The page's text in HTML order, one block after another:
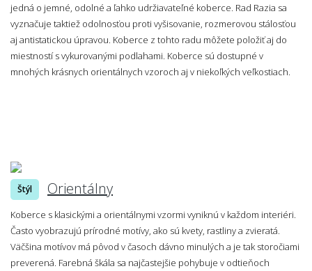
jedná o jemné, odolné a ľahko udržiavateľné koberce. Rad Razia sa
vyznačuje taktiež odolnosťou proti vyšisovanie, rozmerovou stálosťou
aj antistatickou úpravou. Koberce z tohto radu môžete položiť aj do
miestností s vykurovanými podlahami. Koberce sú dostupné v
mnohých krásnych orientálnych vzoroch aj v niekoľkých veľkostiach.
Štýl Orientálny
Koberce s klasickými a orientálnymi vzormi vyniknú v každom interiéri.
Často vyobrazujú prírodné motívy, ako sú kvety, rastliny a zvieratá.
Väčšina motívov má pôvod v časoch dávno minulých a je tak storočiami
preverená. Farebná škála sa najčastejšie pohybuje v odtieňoch